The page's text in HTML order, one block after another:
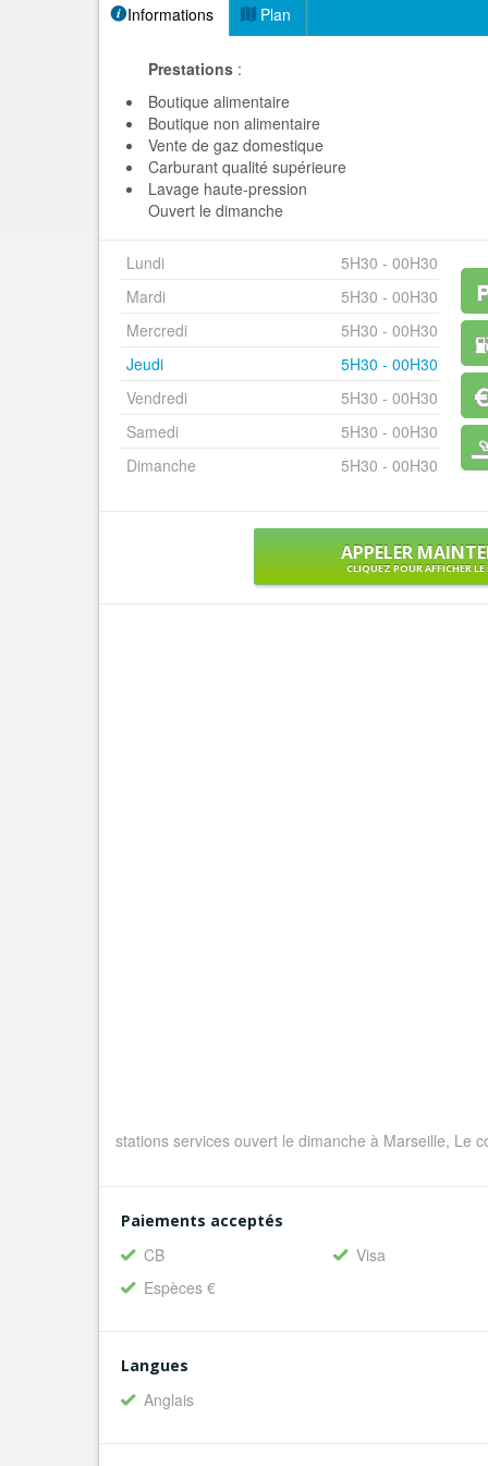
Informations Plan
Prestations :
Boutique alimentaire
Boutique non alimentaire
Vente de gaz domestique
Carburant qualité supérieure
Lavage haute-pression
Ouvert le dimanche
Lundi
5H30 - 00H30
Mardi
5H30 - 00H30
Mercredi
5H30 - 00H30
Jeudi
5H30 - 00H30
Vendredi
5H30 - 00H30
Samedi
5H30 - 00H30
Dimanche
5H30 - 00H30
APPELER
CLIQUEZ POUR AFFICHER
stations services ouvert le dimanche à Marseille, Le
Paiements acceptés
CB
Visa
Espèces €
Langues
Anglais